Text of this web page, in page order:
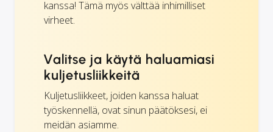
kanssa! Tämä myös välttää inhimilliset
virheet.
Valitse ja käytä haluamiasi
kuljetusliikkeitä
Kuljetusliikkeet, joiden kanssa haluat
työskennellä, ovat sinun päätöksesi, ei
meidän asiamme.